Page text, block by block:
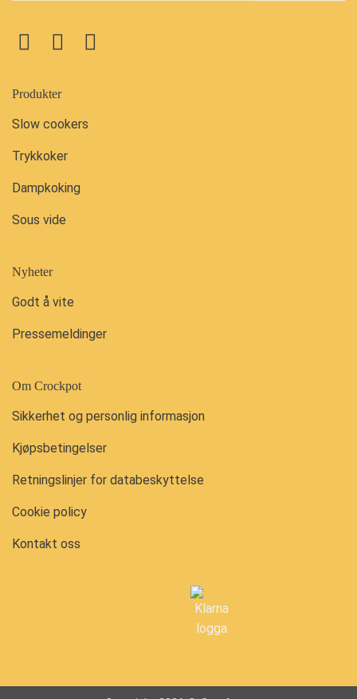
Produkter
Slow cookers
Trykkoker
Dampkoking
Sous vide
Nyheter
Godt å vite
Pressemeldinger
Om Crockpot
Sikkerhet og personlig informasjon
Kjøpsbetingelser
Retningslinjer for databeskyttelse
Cookie policy
Kontakt oss